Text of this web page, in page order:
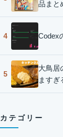
品まと
4 Codex
5
大鳥居
ますぎ
カテゴリー